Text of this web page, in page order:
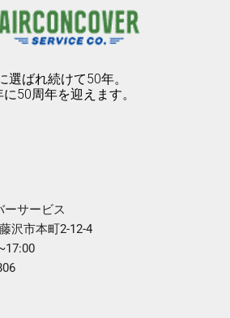
選ばれ続けて50年。
50周年を迎えます。
ーサービス
沢市本町2-12-4